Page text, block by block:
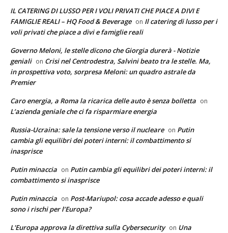
IL CATERING DI LUSSO PER I VOLI PRIVATI CHE PIACE A DIVI E
FAMIGLIE REALI – HQ Food & Beverage on Il catering di lusso per i
voli privati che piace a divi e famiglie reali
Governo Meloni, le stelle dicono che Giorgia durerà - Notizie
geniali on Crisi nel Centrodestra, Salvini beato tra le stelle. Ma,
in prospettiva voto, sorpresa Meloni: un quadro astrale da
Premier
Caro energia, a Roma la ricarica delle auto è senza bolletta on
L’azienda geniale che ci fa risparmiare energia
Russia-Ucraina: sale la tensione verso il nucleare on Putin
cambia gli equilibri dei poteri interni: il combattimento si
inasprisce
Putin minaccia on Putin cambia gli equilibri dei poteri interni: il
combattimento si inasprisce
Putin minaccia on Post-Mariupol: cosa accade adesso e quali
sono i rischi per l’Europa?
L'Europa approva la direttiva sulla Cybersecurity on Una